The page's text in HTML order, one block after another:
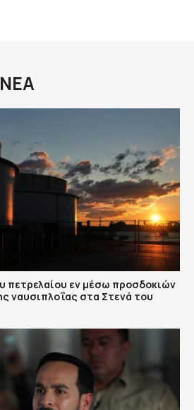
πετρελαίου εν μέσω προσδοκιών
ναυσιπλοΐας στα Στενά του